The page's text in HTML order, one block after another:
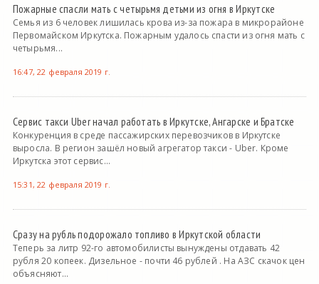
Пожарные спасли мать с четырьмя детьми из огня в Иркутске
Семья из 6 человек лишилась крова из-за пожара в микрорайоне
Первомайском Иркутска. Пожарным удалось спасти из огня мать с
четырьмя...
16:47, 22 февраля 2019 г.
Сервис такси Uber начал работать в Иркутске, Ангарске и Братске
Конкуренция в среде пассажирских перевозчиков в Иркутске
выросла. В регион зашёл новый агрегатор такси - Uber. Кроме
Иркутска этот сервис...
15:31, 22 февраля 2019 г.
Сразу на рубль подорожало топливо в Иркутской области
Теперь за литр 92-го автомобилисты вынуждены отдавать 42
рубля 20 копеек. Дизельное - почти 46 рублей . На АЗС скачок цен
объясняют...